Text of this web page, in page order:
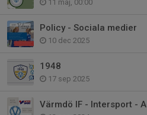
11 maj, 00:00
Policy - Sociala medier
10 dec 2025
1948
17 sep 2025